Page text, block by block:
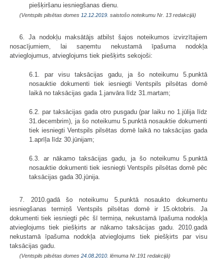
piešķiršanu iesniegšanas dienu.
(Ventspils pilsētas domes 12.12.2019. saistošo noteikumu Nr. 13 redakcijā)
6. Ja nodokļu maksātājs atbilst šajos noteikumos izvirzītajiem
nosacījumiem, lai saņemtu nekustamā īpašuma nodokļa
atvieglojumus, atvieglojums tiek piešķirts sekojoši:
6.1. par visu taksācijas gadu, ja šo noteikumu 5.punktā
nosauktie dokumenti tiek iesniegti Ventspils pilsētas domē
laikā no taksācijas gada 1.janvāra līdz 31.martam;
6.2. par taksācijas gada otro pusgadu (par laiku no 1.jūlija līdz
31.decembrim), ja šo noteikumu 5.punktā nosauktie dokumenti
tiek iesniegti Ventspils pilsētas domē laikā no taksācijas gada
1.aprīļa līdz 30.jūnijam;
6.3. ar nākamo taksācijas gadu, ja šo noteikumu 5.punktā
nosauktie dokumenti tiek iesniegti Ventspils pilsētas domē pēc
taksācijas gada 30.jūnija.
7. 2010.gadā šo noteikumu 5.punktā nosaukto dokumentu
iesniegšanas termiņš Ventspils pilsētas domē ir 15.oktobris. Ja
dokumenti tiek iesniegti pēc šī termiņa, nekustamā īpašuma nodokļa
atvieglojums tiek piešķirts ar nākamo taksācijas gadu. 2010.gadā
nekustamā īpašuma nodokļa atvieglojums tiek piešķirts par visu
taksācijas gadu.
(Ventspils pilsētas domes 24.08.2010. lēmuma Nr.191 redakcijā)